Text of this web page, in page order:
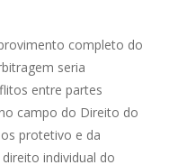
completo do
seria
entre partes
campo do Direito do
protetivo e da
individual do